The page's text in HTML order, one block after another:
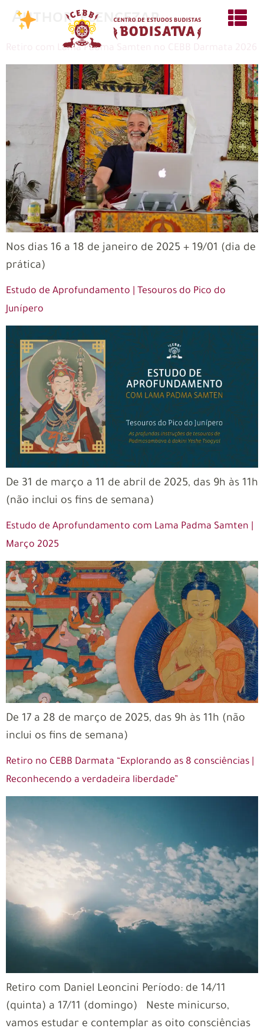
Author:elencezar
Retiro com Lama Padma Samten no CEBB Darmata 2026
Nos dias 16 a 18 de janeiro de 2025 + 19/01 (dia de
prática)
Estudo de Aprofundamento | Tesouros do Pico do
Junípero
De 31 de março a 11 de abril de 2025, das 9h às 11h
(não inclui os fins de semana)
Estudo de Aprofundamento com Lama Padma Samten |
Março 2025
De 17 a 28 de março de 2025, das 9h às 11h (não
inclui os fins de semana)
Retiro no CEBB Darmata “Explorando as 8 consciências |
Reconhecendo a verdadeira liberdade”
Retiro com Daniel Leoncini Período: de 14/11
(quinta) a 17/11 (domingo) Neste minicurso,
vamos estudar e contemplar as oito consciências